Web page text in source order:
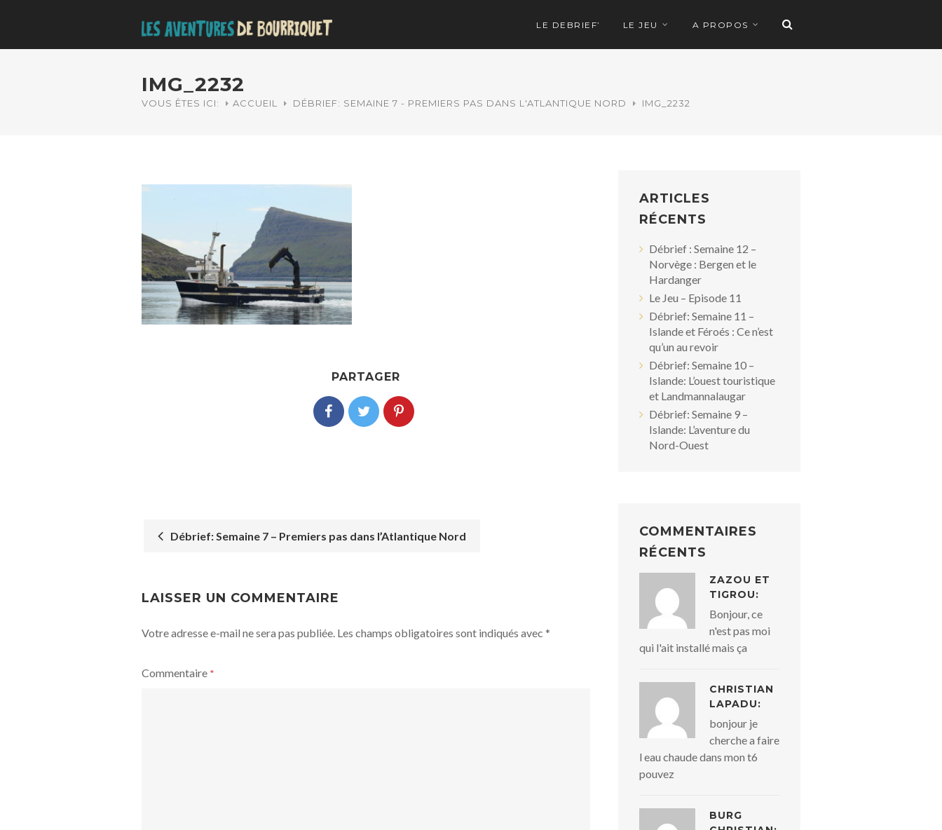
LE DEBRIEF’ LE JEU A PROPOS
IMG_2232
VOUS ÊTES ICI: ACCUEIL DÉBRIEF: SEMAINE 7 - PREMIERS PAS DANS L'ATLANTIQUE NORD IMG_2232
PARTAGER
NAVIGATION
Débrief: Semaine 7 – Premiers pas dans l’Atlantique Nord
LAISSER UN COMMENTAIRE
Votre adresse e-mail ne sera pas publiée. Les champs obligatoires sont indiqués avec *
Commentaire *
ARTICLES
RÉCENTS
Débrief : Semaine 12 –
Norvège : Bergen et le
Hardanger
Le Jeu – Episode 11
Débrief: Semaine 11 –
Islande et Féroés : Ce n’est
qu’un au revoir
Débrief: Semaine 10 –
Islande: L’ouest touristique
et Landmannalaugar
Débrief: Semaine 9 –
Islande: L’aventure du
Nord-Ouest
COMMENTAIRES
RÉCENTS
ZAZOU ET
TIGROU:
Bonjour, ce
n'est pas moi
qui l'ait installé mais ça
CHRISTIAN
LAPADU:
bonjour je
cherche a faire
l eau chaude dans mon t6
pouvez
BURG